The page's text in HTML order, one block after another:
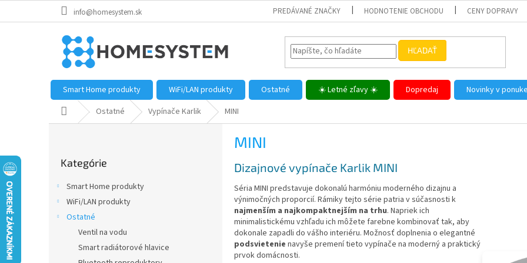
info@homesystem.sk PREDÁVANÉ ZNAČKY HODNOTENIE OBCHODU CENY DOPRAVY
HĽADAŤ
Smart Home produkty WiFi/LAN produkty Ostatné ☀️ Letné zľavy ☀️ Dopredaj Novinky v ponuke
Domov Ostatné Vypínače Karlik MINI
kategórie
Kategórie
Smart Home produkty
WiFi/LAN produkty
Ostatné
Ventil na vodu
Smart radiátorové hlavice
MINI
Dizajnové vypínače Karlik MINI
Séria MINI predstavuje dokonalú harmóniu moderného dizajnu a
výnimočných proporcií. Rámiky tejto série patria v súčasnosti k
najmenším a najkompaktnejším na trhu. Napriek ich
minimalistickému vzhľadu ich môžete farebne kombinovať tak, aby
dokonale zapadli do vášho interiéru. Možnosť doplnenia o elegantné
podsvietenie navyše premení tieto vypínače na moderný a praktický
prvok domácnosti.